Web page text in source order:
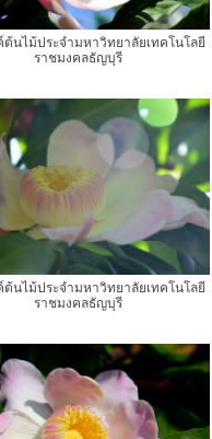
ต้นไม้ประจำมหาวิทยาลัยเทคโนโลยี
ราชมงคลธัญบุรี
ต้นไม้ประจำมหาวิทยาลัยเทคโนโลยี
ราชมงคลธัญบุรี